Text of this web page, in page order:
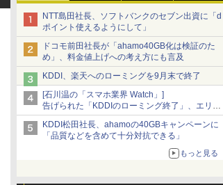
NTT島田社長、ソフトバンクのセブン出資に「d
ポイント使えるようにして」
ドコモ前田社長が「ahamo40GB化は検証のた
め」、料金値上げへの考え方にも言及
KDDI、楽天へのローミングを9月末で終了
[石川温の「スマホ業界 Watch」]
告げられた「KDDIのローミング終了」、エリア
マップの落とし穴と楽天モバイルの課題
KDDI松田社長、ahamoの40GBキャンペーンに
「品質などを含めて十分対抗できる」
もっと見る